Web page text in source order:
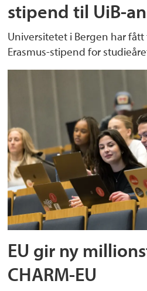
stipend til UiB-
Universitetet i Bergen har
Erasmus-stipend for
EU gir ny
CHARM-EU